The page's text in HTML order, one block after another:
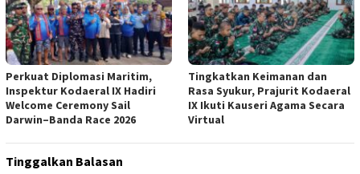
Perkuat Diplomasi Maritim,
Inspektur Kodaeral IX Hadiri
Welcome Ceremony Sail
Darwin–Banda Race 2026
Tingkatkan Keimanan dan
Rasa Syukur, Prajurit Kodaeral
IX Ikuti Kauseri Agama Secara
Virtual
Tinggalkan Balasan